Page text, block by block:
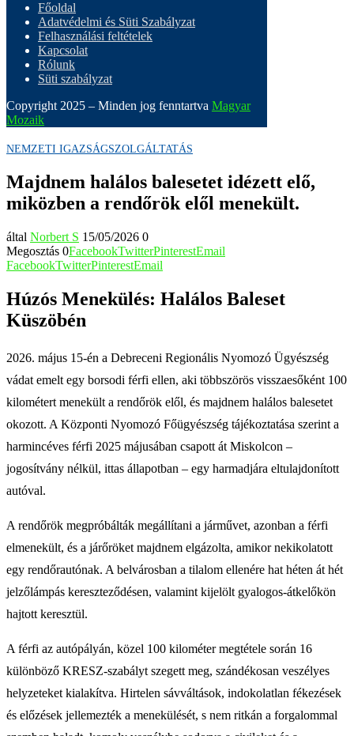
Főoldal
Adatvédelmi és Süti Szabályzat
Felhasználási feltételek
Kapcsolat
Rólunk
Süti szabályzat
Copyright 2025 – Minden jog fenntartva Magyar
Mozaik
NEMZETI IGAZSÁGSZOLGÁLTATÁS
Majdnem halálos balesetet idézett elő,
miközben a rendőrök elől menekült.
által Norbert S 15/05/2026 0
Megosztás 0FacebookTwitterPinterestEmail
FacebookTwitterPinterestEmail
Húzós Menekülés: Halálos Baleset
Küszöbén
2026. május 15-én a Debreceni Regionális Nyomozó Ügyészség
vádat emelt egy borsodi férfi ellen, aki többszörös visszaesőként 100
kilométert menekült a rendőrök elől, és majdnem halálos balesetet
okozott. A Központi Nyomozó Főügyészség tájékoztatása szerint a
harmincéves férfi 2025 májusában csapott át Miskolcon –
jogosítvány nélkül, ittas állapotban – egy harmadjára eltulajdonított
autóval.
A rendőrök megpróbálták megállítani a járművet, azonban a férfi
elmenekült, és a járőröket majdnem elgázolta, amikor nekikolatott
egy rendőrautónak. A belvárosban a tilalom ellenére hat héten át hét
jelzőlámpás kereszteződésen, valamint kijelölt gyalogos-átkelőkön
hajtott keresztül.
A férfi az autópályán, közel 100 kilométer megtétele során 16
különböző KRESZ-szabályt szegett meg, szándékosan veszélyes
helyzeteket kialakítva. Hirtelen sávváltások, indokolatlan fékezések
és előzések jellemezték a menekülését, s nem ritkán a forgalommal